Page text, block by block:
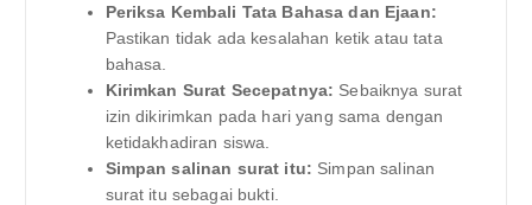
Periksa Kembali Tata Bahasa dan Ejaan:
Pastikan tidak ada kesalahan ketik atau tata
bahasa.
Kirimkan Surat Secepatnya: Sebaiknya surat
izin dikirimkan pada hari yang sama dengan
ketidakhadiran siswa.
Simpan salinan surat itu: Simpan salinan
surat itu sebagai bukti.